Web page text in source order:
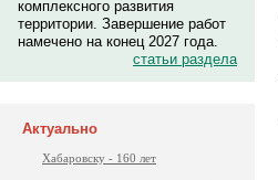
комплексного развития
территории. Завершение работ
намечено на конец 2027 года.
статьи раздела
Актуально
Хабаровску - 160 лет